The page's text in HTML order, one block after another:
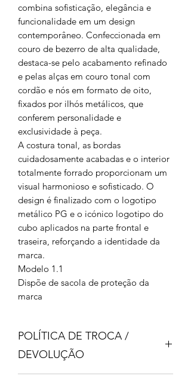
combina sofisticação, elegância e
funcionalidade em um design
contemporâneo. Confeccionada em
couro de bezerro de alta qualidade,
destaca-se pelo acabamento refinado
e pelas alças em couro tonal com
cordão e nós em formato de oito,
fixados por ilhós metálicos, que
conferem personalidade e
exclusividade à peça.
A costura tonal, as bordas
cuidadosamente acabadas e o interior
totalmente forrado proporcionam um
visual harmonioso e sofisticado. O
design é finalizado com o logotipo
metálico PG e o icónico logotipo do
cubo aplicados na parte frontal e
traseira, reforçando a identidade da
marca.
Modelo 1.1
Dispõe de sacola de proteção da
marca
POLÍTICA DE TROCA /
DEVOLUÇÃO